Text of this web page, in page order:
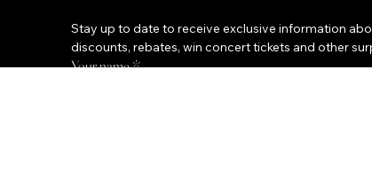
Stay up to date to receive exclusive information
discounts, rebates, win concert tickets and other
Your name *